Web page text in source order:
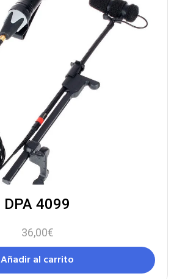
DPA 4099
36,00€
Añadir al carrito